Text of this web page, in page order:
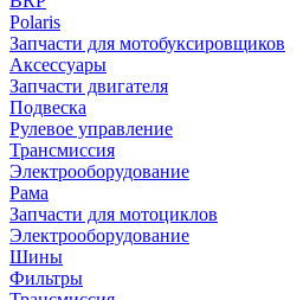
Polaris
Запчасти для мотобуксировщиков
Аксессуары
Запчасти двигателя
Подвеска
Рулевое управление
Трансмиссия
Электрооборудование
Рама
Запчасти для мотоциклов
Электрооборудование
Шины
Фильтры